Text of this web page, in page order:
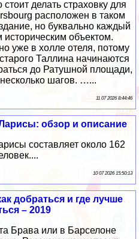
делать страховку для
расположен в таком
но буквально каждый
объектом.
уже в холле отеля, потому
Таллина начинаются
до Ратушной площади,
шагов. …...
11 07 2026 8:44:46
обзор и описание
составляет около 162
10 07 2026 15:50:13
добраться и где лучше
– 2019
Брава или в Барселоне